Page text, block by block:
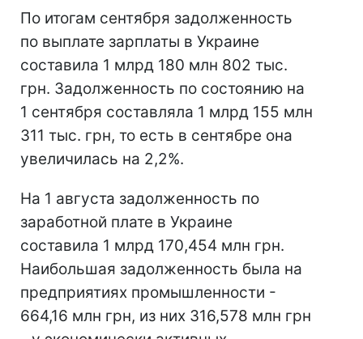
По итогам сентября задолженность
по выплате зарплаты в Украине
составила 1 млрд 180 млн 802 тыс.
грн. Задолженность по состоянию на
1 сентября составляла 1 млрд 155 млн
311 тыс. грн, то есть в сентябре она
увеличилась на 2,2%.
На 1 августа задолженность по
заработной плате в Украине
составила 1 млрд 170,454 млн грн.
Наибольшая задолженность была на
предприятиях промышленности -
664,16 млн грн, из них 316,578 млн грн